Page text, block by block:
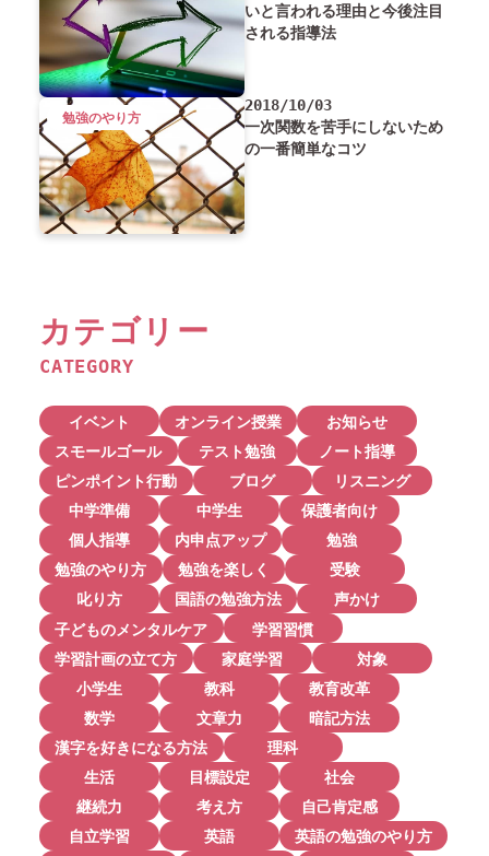
いと言われる理由と今後注目
される指導法
2018/10/03
一次関数を苦手にしないため
の一番簡単なコツ
勉強のやり方
カテゴリー
CATEGORY
イベント オンライン授業
お知らせ
スモールゴール
テスト勉強
ノート指導
ピンポイント行動
ブログ
リスニング
中学準備
中学生
保護者向け
個人指導
内申点アップ
勉強
勉強のやり方
勉強を楽しく
受験
叱り方
国語の勉強方法
声かけ
子どものメンタルケア
学習習慣
学習計画の立て方
家庭学習
対象
小学生
教科
教育改革
数学
文章力
暗記方法
漢字を好きになる方法
理科
生活
目標設定
社会
継続力
考え方
自己肯定感
自立学習
英語
英語の勉強のやり方